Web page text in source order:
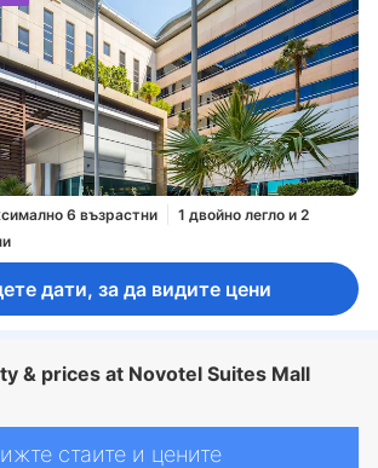
6 възрастни
1 двойно легло и 2
дати, за да видите цени
& prices at Novotel Suites Mall
стаите и цените